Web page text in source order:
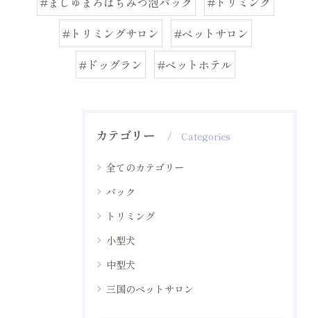
#トリミングサロン
#ペットサロン
#ドッグラン
#ペットホテル
カテゴリー Categories
全てのカテゴリー
パック
トリミング
小型犬
中型犬
三国のペットサロン